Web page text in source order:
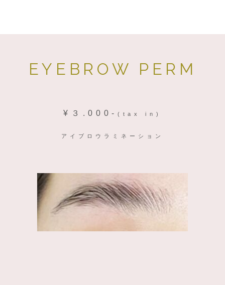
EYEBROW PERM
¥３.000-(tax in)
アイブロウラミネーション